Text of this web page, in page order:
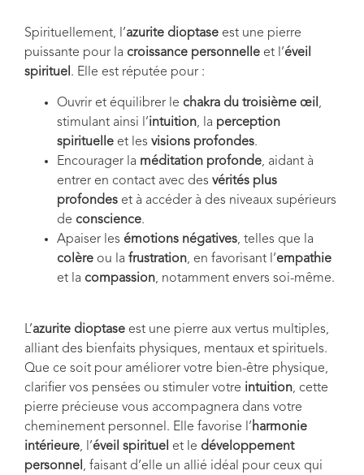
Spirituellement, l’azurite dioptase est une pierre
puissante pour la croissance personnelle et l’éveil
spirituel . Elle est réputée pour :
Ouvrir et équilibrer le chakra du troisième œil,
stimulant ainsi l’intuition, la perception
spirituelle et les visions profondes.
Encourager la méditation profonde, aidant à
entrer en contact avec des vérités plus
profondes et à accéder à des niveaux supérieurs
de conscience.
Apaiser les émotions négatives, telles que la
colère ou la frustration, en favorisant l’empathie
et la compassion, notamment envers soi-même.
L’azurite dioptase est une pierre aux vertus multiples,
alliant des bienfaits physiques, mentaux et spirituels.
Que ce soit pour améliorer votre bien-être physique,
clarifier vos pensées ou stimuler votre intuition, cette
pierre précieuse vous accompagnera dans votre
cheminement personnel. Elle favorise l’harmonie
intérieure, l’éveil spirituel et le développement
personnel , faisant d’elle un allié idéal pour ceux qui